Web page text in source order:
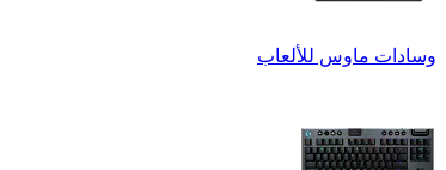
وسادات ماوس للألعاب